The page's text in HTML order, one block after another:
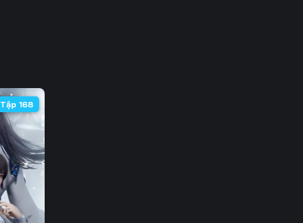
Tập 168